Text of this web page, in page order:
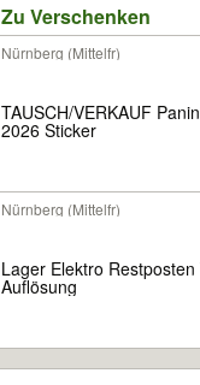
Zu Verschenken
Nürnberg (Mittelfr)
TAUSCH/VERKAUF
2026 Sticker
Nürnberg (Mittelfr)
Lager Elektro
Auflösung